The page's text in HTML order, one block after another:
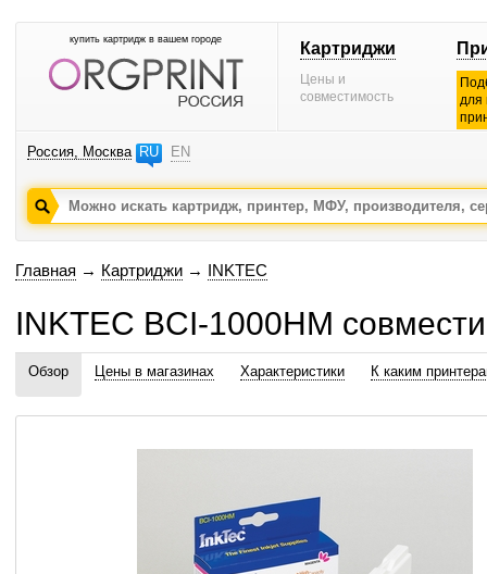
купить картридж в вашем городе Картриджи
Цены и
совместимость
для
Россия, Москва RU EN
Главная → Картриджи → INKTEC
INKTEC BCI-1000HM
Обзор Цены в магазинах Характеристики К каким